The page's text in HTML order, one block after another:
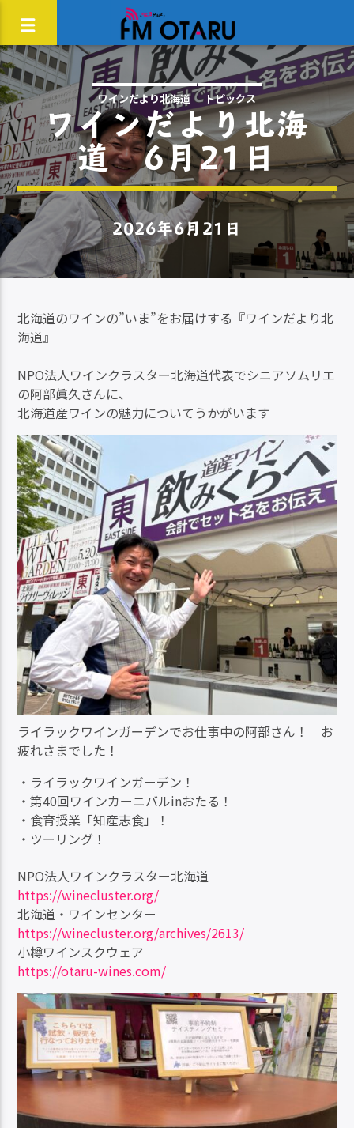
ワインだより北海道 トピックス
ワインだより北海
道 6月21日
2026年6月21日
北海道のワインの”いま”をお届けする『ワインだより北
海道』
NPO法人ワインクラスター北海道代表でシニアソムリエ
の阿部眞久さんに、
北海道産ワインの魅力についてうかがいます
ライラックワインガーデンでお仕事中の阿部さん！ お
疲れさまでした！
・ライラックワインガーデン！
・第40回ワインカーニバルinおたる！
・食育授業「知産志食」！
・ツーリング！
NPO法人ワインクラスター北海道
https://winecluster.org/
北海道・ワインセンター
https://winecluster.org/archives/2613/
小樽ワインスクウェア
https://otaru-wines.com/